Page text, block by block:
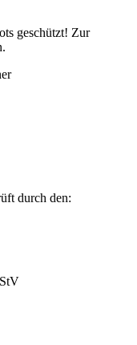
geschützt! Zur
durch den: